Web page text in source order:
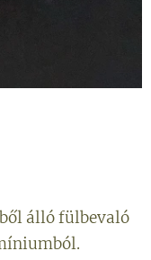
álló fülbevaló